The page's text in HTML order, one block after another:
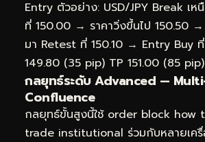
Entry ตัวอย่าง: USD/JPY Break เห
ที่ 150.00 → ราคาวิ่งขึ้นไป 150.50
มา Retest ที่ 150.10 → Entry Buy ที่
149.80 (35 pip) TP 151.00 (85 pip)
กลยุทธ์ระดับ Advanced —
Confluence
กลยุทธ์ขั้นสูงนี้ใช้ order block how
trade institutional ร่วมกับหลายเครื่